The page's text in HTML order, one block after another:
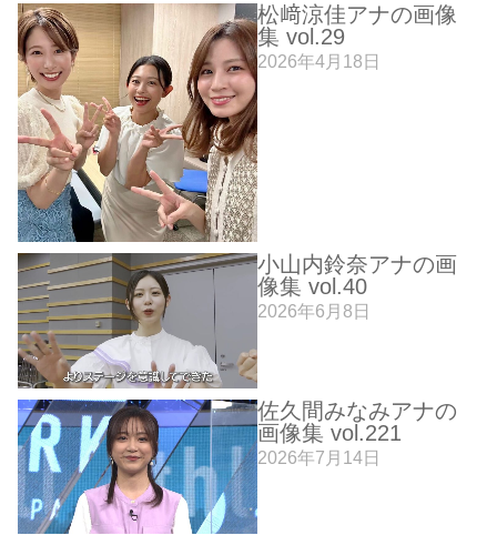
松﨑涼佳アナの画像
集 vol.29
2026年4月18日
小山内鈴奈アナの画
像集 vol.40
2026年6月8日
佐久間みなみアナの
画像集 vol.221
2026年7月14日